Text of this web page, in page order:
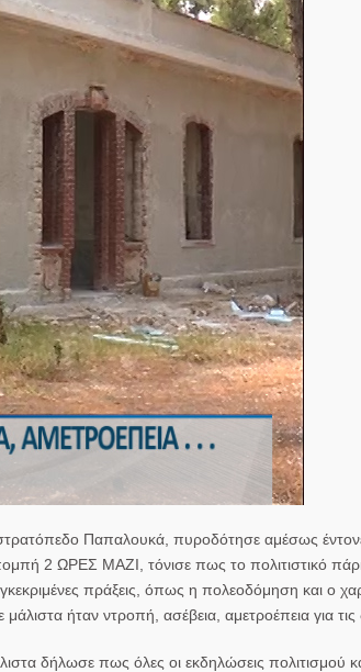
Παπαλουκά, πυροδότησε αμέσως
2 ΩΡΕΣ ΜΑΖΙ, τόνισε πως το πολιτιστικό
πράξεις, όπως η πολεοδόμηση και ο
ήταν ντροπή, ασέβεια, αμετροέπεια για
δήλωσε πως όλες οι εκδηλώσεις πολιτισμού